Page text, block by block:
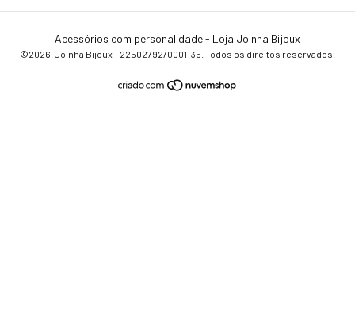
Acessórios com personalidade - Loja Joinha Bijoux
©2026. Joinha Bijoux - 22502792/0001-35. Todos os direitos reservados.